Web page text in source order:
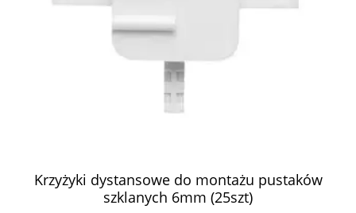
Krzyżyki dystansowe do montażu pustaków
szklanych 6mm (25szt)